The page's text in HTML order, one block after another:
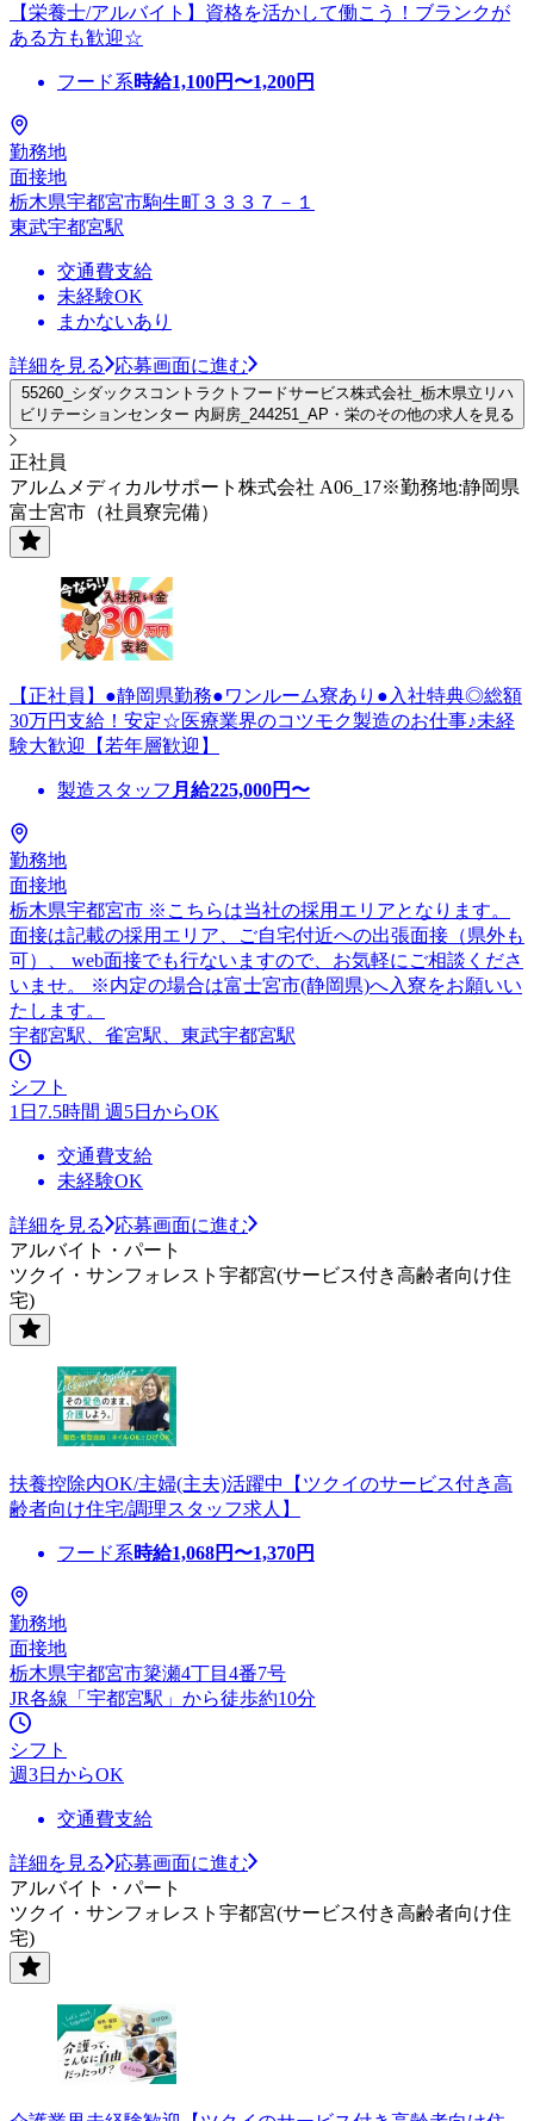
【栄養士/アルバイト】資格を活かして働こう！ブランクが
ある方も歓迎☆
フード系時給1,100円〜1,200円
勤務地
面接地
栃木県宇都宮市駒生町３３３７－１
東武宇都宮駅
交通費支給
未経験OK
まかないあり
詳細を見る 応募画面に進む
55260_シダックスコントラクトフードサービス株式会社_栃木県立リハ
ビリテーションセンター 内厨房_244251_AP・栄のその他の求人を見る
正社員
アルムメディカルサポート株式会社 A06_17※勤務地:静岡県
富士宮市（社員寮完備）
【正社員】●静岡県勤務●ワンルーム寮あり●入社特典◎総額
30万円支給！安定☆医療業界のコツモク製造のお仕事♪未経
験大歓迎【若年層歓迎】
製造スタッフ 月給225,000円〜
勤務地
面接地
栃木県宇都宮市 ※こちらは当社の採用エリアとなります。
面接は記載の採用エリア、ご自宅付近への出張面接（県外も
可）、 web面接でも行ないますので、お気軽にご相談くださ
いませ。 ※内定の場合は富士宮市(静岡県)へ入寮をお願いい
たします。
宇都宮駅、雀宮駅、東武宇都宮駅
シフト
1日7.5時間 週5日からOK
交通費支給
未経験OK
詳細を見る
応募画面に進む
アルバイト・パート
ツクイ・サンフォレスト宇都宮(サービス付き高齢者向け住
宅)
扶養控除内OK/主婦(主夫)活躍中【ツクイのサービス付き高
齢者向け住宅/調理スタッフ求人】
フード系時給1,068円〜1,370円
勤務地
面接地
栃木県宇都宮市簗瀬4丁目4番7号
JR各線「宇都宮駅」から徒歩約10分
シフト
週3日からOK
交通費支給
詳細を見る
応募画面に進む
アルバイト・パート
ツクイ・サンフォレスト宇都宮(サービス付き高齢者向け住
宅)